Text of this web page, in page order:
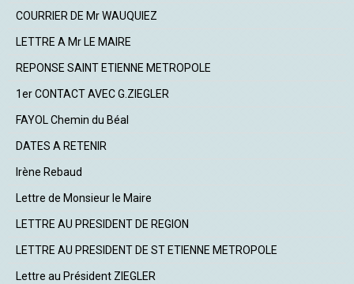
COURRIER DE Mr WAUQUIEZ
LETTRE A Mr LE MAIRE
REPONSE SAINT ETIENNE METROPOLE
1er CONTACT AVEC G.ZIEGLER
FAYOL Chemin du Béal
DATES A RETENIR
Irène Rebaud
Lettre de Monsieur le Maire
LETTRE AU PRESIDENT DE REGION
LETTRE AU PRESIDENT DE ST ETIENNE METROPOLE
Lettre au Président ZIEGLER